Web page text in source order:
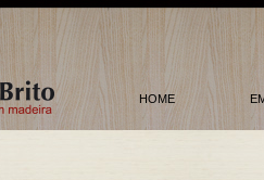
HOME